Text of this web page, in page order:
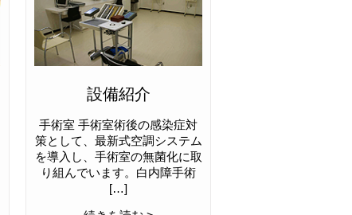
設備紹介
手術室 手術室術後の感染症対
策として、最新式空調システム
を導入し、手術室の無菌化に取
り組んでいます。白内障手術
[…]